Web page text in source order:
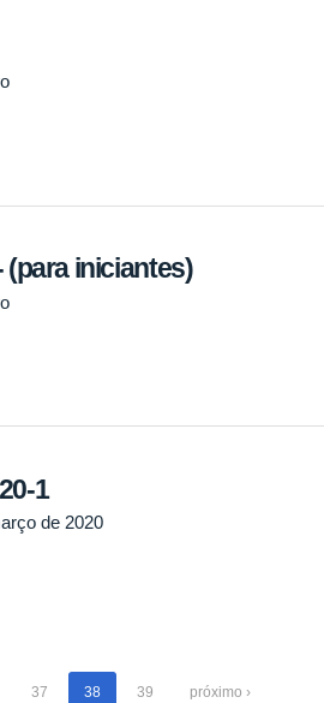
(para iniciantes)
1
de 2020
37 38 39 próximo ›